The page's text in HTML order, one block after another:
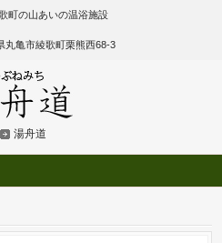
町の山あいの温浴施設
丸亀市綾歌町栗熊西68-3
湯舟道